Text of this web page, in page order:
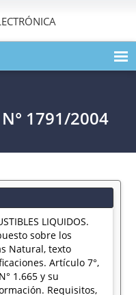
PUBLICACIÓN
1791/2004
LIQUIDOS.
sobre los
Natural, texto
Artículo 7°,
1.665 y su
Requisitos,